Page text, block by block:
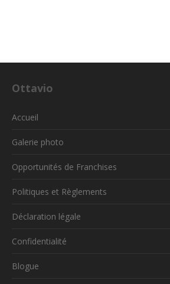
Ottavio
Accueil
Galerie photo
Opportunités de Franchises
Politiques et Règlements
Déclaration légale
Confidentialité
Blogue